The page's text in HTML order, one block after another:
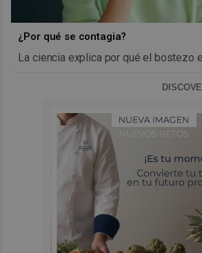
¿Por qué se contagia?
La ciencia explica por qué el bostezo